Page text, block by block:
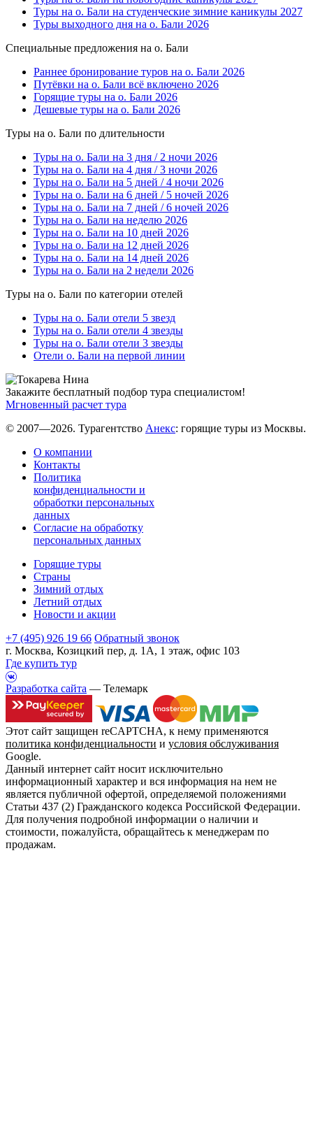
Туры на о. Бали на студенческие зимние каникулы 2027
Туры выходного дня на о. Бали 2026
Специальные предложения на о. Бали
Раннее бронирование туров на о. Бали 2026
Путёвки на о. Бали всё включено 2026
Горящие туры на о. Бали 2026
Дешевые туры на о. Бали 2026
Туры на о. Бали по длительности
Туры на о. Бали на 3 дня / 2 ночи 2026
Туры на о. Бали на 4 дня / 3 ночи 2026
Туры на о. Бали на 5 дней / 4 ночи 2026
Туры на о. Бали на 6 дней / 5 ночей 2026
Туры на о. Бали на 7 дней / 6 ночей 2026
Туры на о. Бали на неделю 2026
Туры на о. Бали на 10 дней 2026
Туры на о. Бали на 12 дней 2026
Туры на о. Бали на 14 дней 2026
Туры на о. Бали на 2 недели 2026
Туры на о. Бали по категории отелей
Туры на о. Бали отели 5 звезд
Туры на о. Бали отели 4 звезды
Туры на о. Бали отели 3 звезды
Отели о. Бали на первой линии
Закажите бесплатный подбор тура специалистом!
Мгновенный расчет тура
© 2007—2026. Турагентство Анекс: горящие туры из Москвы.
О компании
Контакты
Политика
конфиденциальности и
обработки персональных
данных
Согласие на обработку
персональных данных
Горящие туры
Страны
Зимний отдых
Летний отдых
Новости и акции
+7 (495) 926 19 66 Обратный звонок
г. Москва, Козицкий пер, д. 1А, 1 этаж, офис 103
Где купить тур
Разработка сайта — Телемарк
Этот сайт защищен reCAPTCHA, к нему применяются
политика конфиденциальности и условия обслуживания
Google.
Данный интернет сайт носит исключительно
информационный характер и вся информация на нем не
является публичной офертой, определяемой положениями
Статьи 437 (2) Гражданского кодекса Российской Федерации.
Для получения подробной информации о наличии и
стоимости, пожалуйста, обращайтесь к менеджерам по
продажам.